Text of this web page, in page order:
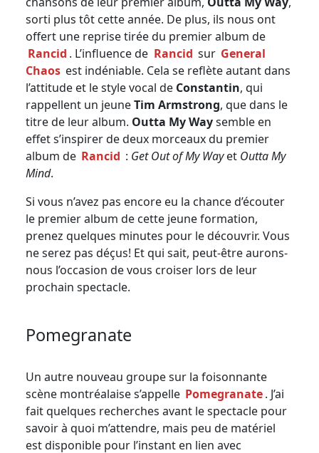
sorti plus tôt cette année. De plus, ils nous ont
offert une reprise tirée du premier album de
Rancid . L’influence de Rancid sur General
Chaos est indéniable. Cela se reflète autant dans
l’attitude et le style vocal de Constantin, qui
rappellent un jeuneTim Armstrong, que dans le
titre de leur album. Outta My Waysemble en
effet s’inspirer de deux morceaux du premier
album de Rancid : Get Out of My Wayet Outta My
Mind.
Si vous n’avez pas encore eu la chance d’écouter
le premier album de cette jeune formation,
prenez quelques minutes pour le découvrir. Vous
ne serez pas déçus! Et qui sait, peut-être aurons-
nous l’occasion de vous croiser lors de leur
prochain spectacle.
Pomegranate
Un autre nouveau groupe sur la foisonnante
scène montréalaise s’appelle Pomegranate. J’ai
fait quelques recherches avant le spectacle pour
savoir à quoi m’attendre, mais peu de matériel
est disponible pour l’instant en lien avec